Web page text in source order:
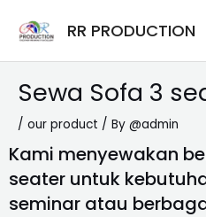
RR PRODUCTION
Sewa Sofa 3
/ our product / By @admin
Kami menyewakan
seater untuk
seminar atau
navigation